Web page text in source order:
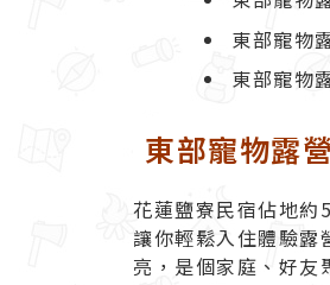
東部寵物
東部寵物
東部寵物露
花蓮鹽寮民宿佔地約
讓你輕鬆入住體驗
亮，是個家庭、好友